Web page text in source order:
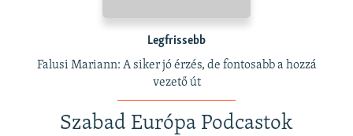
Legfrissebb
Falusi Mariann: A siker jó érzés, de fontosabb a hozzá
vezető út
Szabad Európa Podcastok